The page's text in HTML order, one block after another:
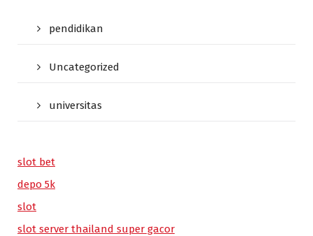
pendidikan
Uncategorized
universitas
slot bet
depo 5k
slot
slot server thailand super gacor